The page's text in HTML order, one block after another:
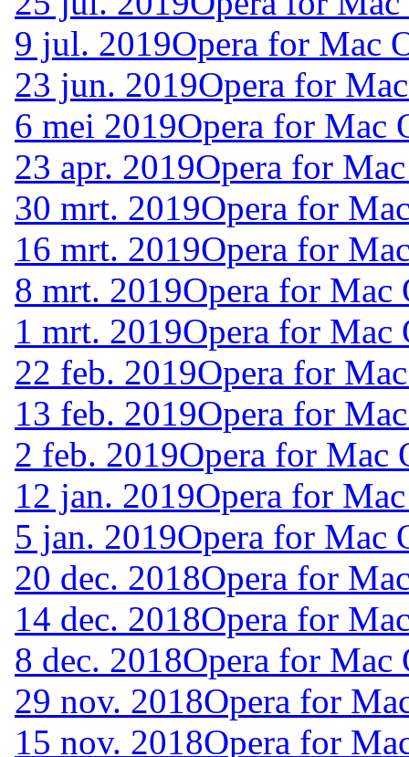
9 jul. 2019Opera for Mac
23 jun. 2019Opera for
6 mei 2019Opera for Mac
23 apr. 2019Opera for
30 mrt. 2019Opera for
16 mrt. 2019Opera for
8 mrt. 2019Opera for Mac
1 mrt. 2019Opera for Mac
22 feb. 2019Opera for
13 feb. 2019Opera for
2 feb. 2019Opera for Mac
12 jan. 2019Opera for
5 jan. 2019Opera for Mac
20 dec. 2018Opera for
14 dec. 2018Opera for
8 dec. 2018Opera for Mac
29 nov. 2018Opera for
15 nov. 2018Opera for